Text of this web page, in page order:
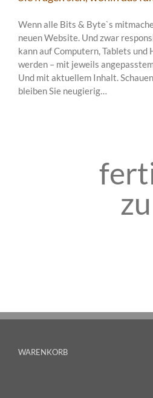
Wenn alle Bits & Byte`s
neuen Website. Und zwar
kann auf Computern, Tablets und
werden – mit jeweils
Und mit aktuellem Inhalt.
bleiben Sie neugierig…
zu
WARENKORB